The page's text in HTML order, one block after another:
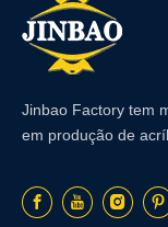
Jinbao Factory tem
em produção de